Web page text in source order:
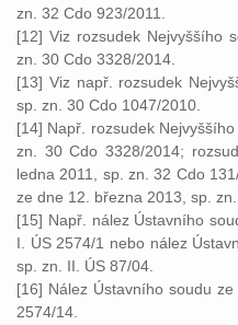
zn. 32 Cdo 923/2011.
[12] Viz rozsudek Nejvyššího
zn. 30 Cdo 3328/2014.
[13] Viz např. rozsudek
sp. zn. 30 Cdo 1047/2010.
[14] Např. rozsudek
zn. 30 Cdo 3328/2014;
ledna 2011, sp. zn. 32 Cdo
ze dne 12. března 2013, sp. zn.
[15] Např. nález Ústavního
I. ÚS 2574/1 nebo nález
sp. zn. II. ÚS 87/04.
[16] Nález Ústavního soudu
2574/14.